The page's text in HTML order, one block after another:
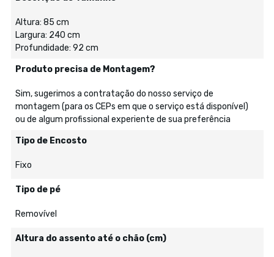
Altura: 85 cm
Largura: 240 cm
Profundidade: 92 cm
Produto precisa de Montagem?
Sim, sugerimos a contratação do nosso serviço de
montagem (para os CEPs em que o serviço está disponível)
ou de algum profissional experiente de sua preferência
Tipo de Encosto
Fixo
Tipo de pé
Removível
Altura do assento até o chão (cm)